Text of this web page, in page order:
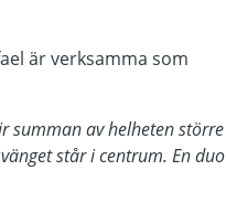
är verksamma som
summan av helheten större
står i centrum. En duo